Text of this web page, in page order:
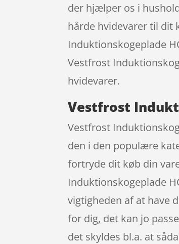
der hjælper os i
hårde hvidevarer til dit
Induktionskogeplade
Vestfrost
hvidevarer.
Vestfrost
Vestfrost
den i den populære
fortryde dit køb din
Induktionskogeplade
vigtigheden af at have
for dig, det kan jo
det skyldes bl.a. at